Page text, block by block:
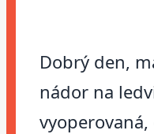
Dobrý den,
nádor na